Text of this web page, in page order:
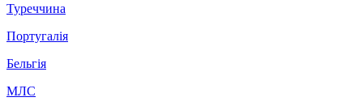
Туреччина
Португалія
Бельгія
МЛС